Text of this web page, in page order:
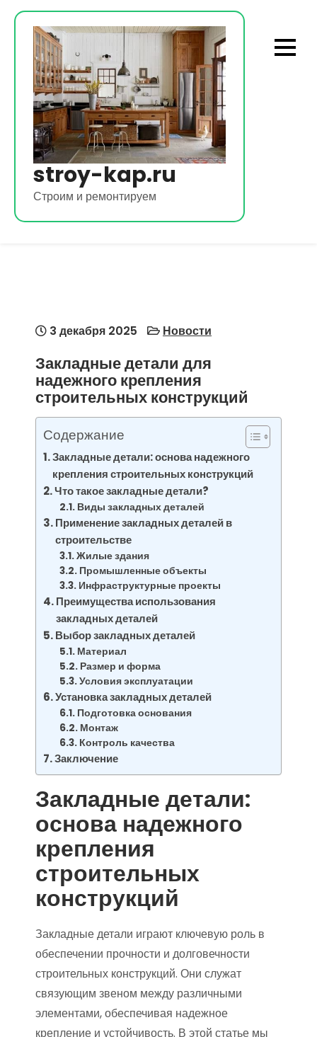
Перейти
содержимому
stroy-kap.ru
Строим и ремонтируем
3 декабря 2025 Новости
Закладные детали для
надежного крепления
строительных конструкций
Содержание
Закладные детали: основа надежного
крепления строительных конструкций
Что такое закладные детали?
Виды закладных деталей
Применение закладных деталей в
строительстве
Жилые здания
Промышленные объекты
Инфраструктурные проекты
Преимущества использования
закладных деталей
Выбор закладных деталей
Материал
Размер и форма
Условия эксплуатации
Установка закладных деталей
Подготовка основания
Монтаж
Контроль качества
Заключение
Закладные детали:
основа надежного
крепления
строительных
конструкций
Закладные детали играют ключевую роль в
обеспечении прочности и долговечности
строительных конструкций. Они служат
связующим звеном между различными
элементами, обеспечивая надежное
крепление и устойчивость. В этой статье мы